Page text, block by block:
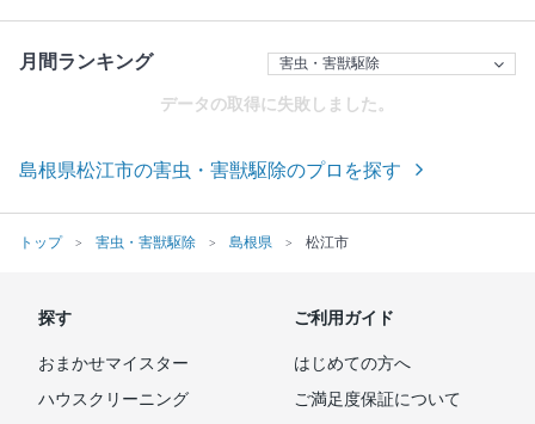
月間ランキング
データの取得に失敗しました。
島根県松江市の害虫・害獣駆除のプロを探す
トップ 害虫・害獣駆除 島根県 松江市
探す
おまかせマイスター
ハウスクリーニング
ご利用ガイド
はじめての方へ
ご満足度保証について